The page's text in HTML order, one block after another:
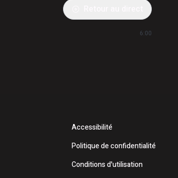
6:00
Accessibilité
Politique de confidentialité
Conditions d'utilisation